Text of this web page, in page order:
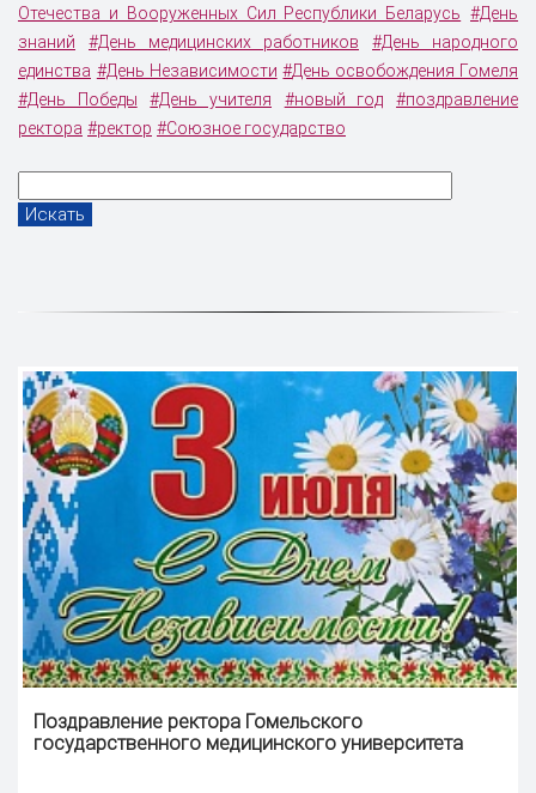
Отечества и Вооруженных Сил Республики Беларусь #День
знаний
#День медицинских работников
#День народного
единства #День Независимости #День освобождения Гомеля
#День Победы
#День учителя #новый год
#поздравление
ректора #ректор #Союзное государство
Поздравление ректора Гомельского
государственного медицинского университета